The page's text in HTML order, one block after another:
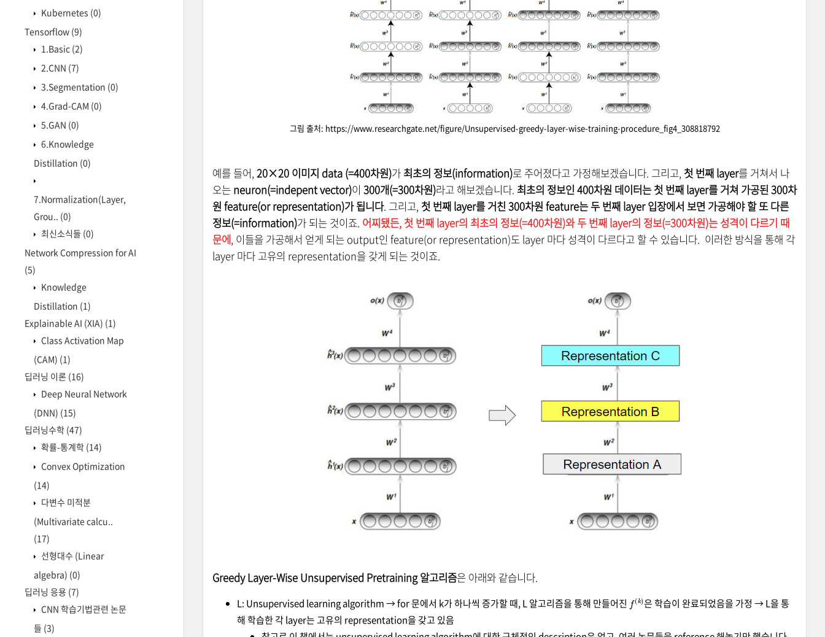
Kubernetes (0)
Tensorflow (9)
1.Basic (2)
2.CNN (7)
3.Segmentation (0)
4.Grad-CAM (0)
5.GAN (0)
6.Knowledge
Distillation (0)
7.Normalization(Layer,
Grou.. (0)
최신소식들 (0)
Network Compression for AI
(5)
Knowledge
Distillation (1)
Explainable AI (XIA) (1)
Class Activation Map
(CAM) (1)
딥러닝 이론 (16)
Deep Neural Network
(DNN) (15)
딥러닝수학 (47)
확률-통계학 (14)
Convex Optimization
(14)
다변수 미적분
(Multivariate calcu..
(17)
선형대수 (Linear
algebra) (0)
딥러닝 응용 (7)
CNN 학습기법관련 논문
들 (3)
그림 출처: https://www.researchgate.net/figure/Unsupervised-greedy-layer-wise-training-procedure_fig4_308818792
예를 들어, 20×20 이미지 data (=400차원)가 최초의 정보(information)로 주어졌다고 가정해보겠습니다. 그리고, 첫 번째 layer를 거쳐서 나
오는 neuron(=indepent vector)이 300개(=300차원)라고 해보겠습니다. 최초의 정보인 400차원 데이터는 첫 번째 layer를 거쳐 가공된 300차
원 feature(or representation)가 됩니다. 그리고, 첫 번째 layer를 거친 300차원 feature는 두 번째 layer 입장에서 보면 가공해야 할 또 다른
정보(=information)가 되는 것이죠. 어찌됐든, 첫 번째 layer의 최초의 정보(=400차원)와 두 번째 layer의 정보(=300차원)는 성격이 다르기 때
문에, 이들을 가공해서 얻게 되는 output인 feature(or representation)도 layer 마다 성격이 다르다고 할 수 있습니다. 이러한 방식을 통해 각
layer 마다 고유의 representation을 갖게 되는 것이죠.
Greedy Layer-Wise Unsupervised Pretraining 알고리즘은 아래와 같습니다.
L: Unsupervised learning algorithm → for 문에서 k가 하나씩 증가할 때, L 알고리즘을 통해 만들어진 k 은 학습이 완료되었음을 가정 → L을 통
해 학습한 각 layer는 고유의 representation을 갖고 있음